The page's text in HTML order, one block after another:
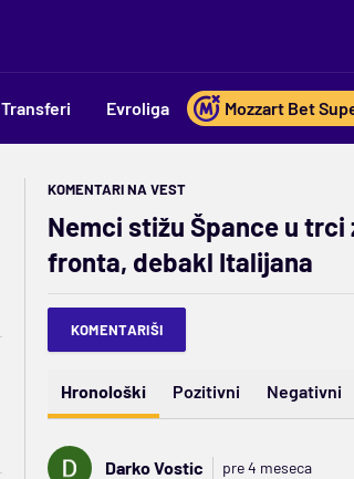
Transferi Evroliga Mozzart Bet
KOMENTARI NA VEST
Nemci stižu Špance u trci
fronta, debakl Italijana
KOMENTARIŠI
Hronološki Pozitivni Negativni
Darko Vostic pre 4 meseca